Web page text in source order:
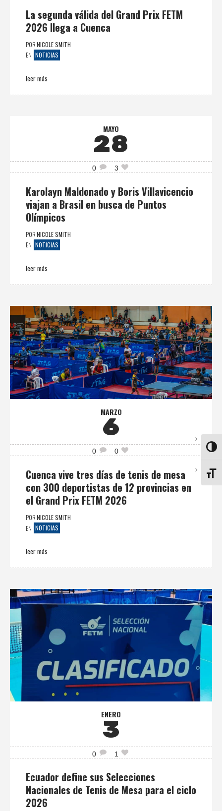
La segunda válida del Grand Prix FETM
2026 llega a Cuenca
PORNICOLE SMITH
EN NOTICIAS
leer más
MAYO
28
0 3
Karolayn Maldonado y Boris Villavicencio
viajan a Brasil en busca de Puntos
Olímpicos
PORNICOLE SMITH
EN NOTICIAS
leer más
MARZO
6
0 0
Cuenca vive tres días de tenis de mesa
con 300 deportistas de 12 provincias en
el Grand Prix FETM 2026
PORNICOLE SMITH
EN NOTICIAS
leer más
ENERO
3
0 1
Ecuador define sus Selecciones
Nacionales de Tenis de Mesa para el ciclo
2026